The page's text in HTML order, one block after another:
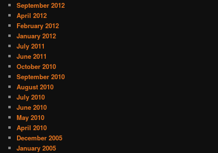
September 2012
April 2012
February 2012
January 2012
July 2011
June 2011
October 2010
September 2010
August 2010
July 2010
June 2010
May 2010
April 2010
December 2005
January 2005